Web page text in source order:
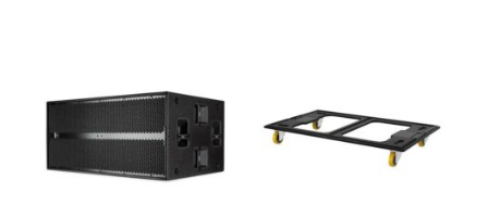
AYRINTILAR AYRINTILAR